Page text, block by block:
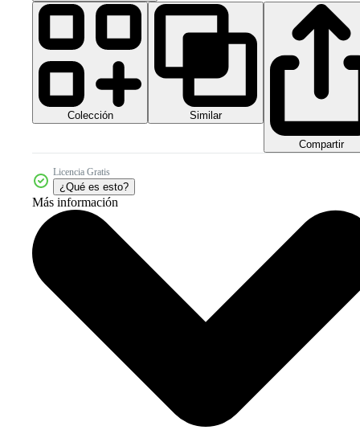
Colección Similar
Compartir
Licencia Gratis
¿Qué es esto?
Más información